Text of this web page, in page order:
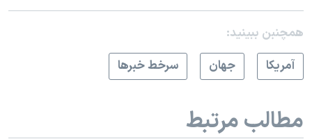
صفحه‌های ویژه
همچنبن ببینید:
آمريکا
جهان سرخط خبرها
مطالب مرتبط